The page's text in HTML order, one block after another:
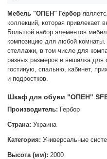
Мебель "ОПЕН" Гербор
коллекций, которая привлекает
Большой набор элементов
композицию для любой
стеллажи, в том числе для
разных размеров и вешалка для
гостиную, спальню, кабинет,
и подростков.
Шкаф для обуви "ОПЕН"
Производитель: Гербор
Страна: Украина
Категория: Универсальные
Высота (мм): 2000